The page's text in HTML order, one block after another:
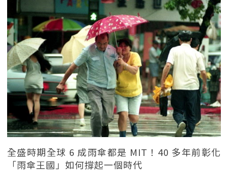
全盛時期全球 6 成雨傘都是 MIT！40 多年前彰化
「雨傘王國」如何撐起一個時代